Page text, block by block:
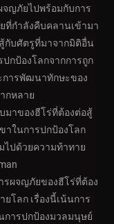
จญภัยไปพร้อมกับการ
ที่กำลังคืบคลานเข้ามา
กับศัตรูที่มาจากมิติอื่น
กป้องโลกจากการถูก
การพัฒนาทักษะของ
กหลาย
มาของฮีโร่ที่ต้องต่อสู้
าในการปกป้องโลก
ไปด้วยความท้าทาย
รผจญภัยของฮีโร่ที่ต้อง
โลก เรื่องนี้เน้นการ
การปกป้องมวลมนุษย์